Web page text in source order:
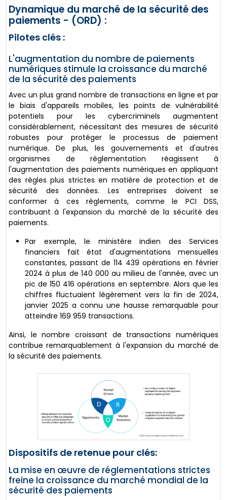
Dynamique du marché de la sécurité des
paiements - (ORD) :
Pilotes clés :
L'augmentation du nombre de paiements
numériques stimule la croissance du marché
de la sécurité des paiements
Avec un plus grand nombre de transactions en ligne et par
le biais d'appareils mobiles, les points de vulnérabilité
potentiels pour les cybercriminels augmentent
considérablement, nécessitant des mesures de sécurité
robustes pour protéger le processus de paiement
numérique. De plus, les gouvernements et d'autres
organismes de réglementation réagissent à
l'augmentation des paiements numériques en appliquant
des règles plus strictes en matière de protection et de
sécurité des données. Les entreprises doivent se
conformer à ces règlements, comme le PCI DSS,
contribuant à l'expansion du marché de la sécurité des
paiements.
Par exemple, le ministère indien des Services
financiers fait état d'augmentations mensuelles
constantes, passant de 114 439 opérations en février
2024 à plus de 140 000 au milieu de l'année, avec un
pic de 150 416 opérations en septembre. Alors que les
chiffres fluctuaient légèrement vers la fin de 2024,
janvier 2025 a connu une hausse remarquable pour
atteindre 169 959 transactions.
Ainsi, le nombre croissant de transactions numériques
contribue remarquablement à l'expansion du marché de
la sécurité des paiements.
Dispositifs de retenue pour clés:
La mise en œuvre de réglementations strictes
freine la croissance du marché mondial de la
sécurité des paiements